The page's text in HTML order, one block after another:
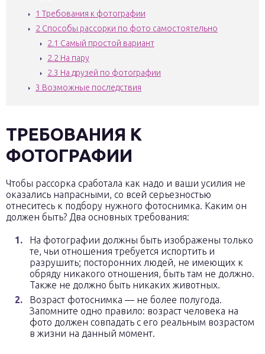
1 Требования к фотографии
2 Способы рассорки по фото самостоятельно
2.1 Самый простой вариант
2.2 На пару
2.3 На друзей по фотографии
3 Возможные последствия
ТРЕБОВАНИЯ К
ФОТОГРАФИИ
Чтобы рассорка сработала как надо и ваши усилия не
оказались напрасными, со всей серьезностью
отнеситесь к подбору нужного фотоснимка. Каким он
должен быть? Два основных требования:
На фотографии должны быть изображены только
те, чьи отношения требуется испортить и
разрушить; посторонних людей, не имеющих к
обряду никакого отношения, быть там не должно.
Также не должно быть никаких животных.
Возраст фотоснимка — не более полугода.
Запомните одно правило: возраст человека на
фото должен совпадать с его реальным возрастом
в жизни на данный момент.